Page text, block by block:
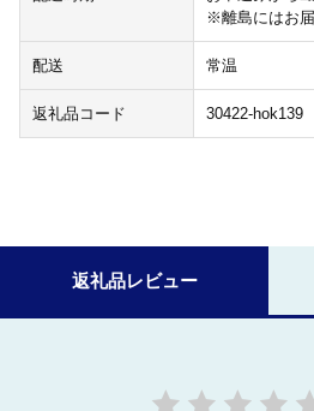
※離島にはお届
配送 常温
返礼品コード 30422-hok139
返礼品レビュー